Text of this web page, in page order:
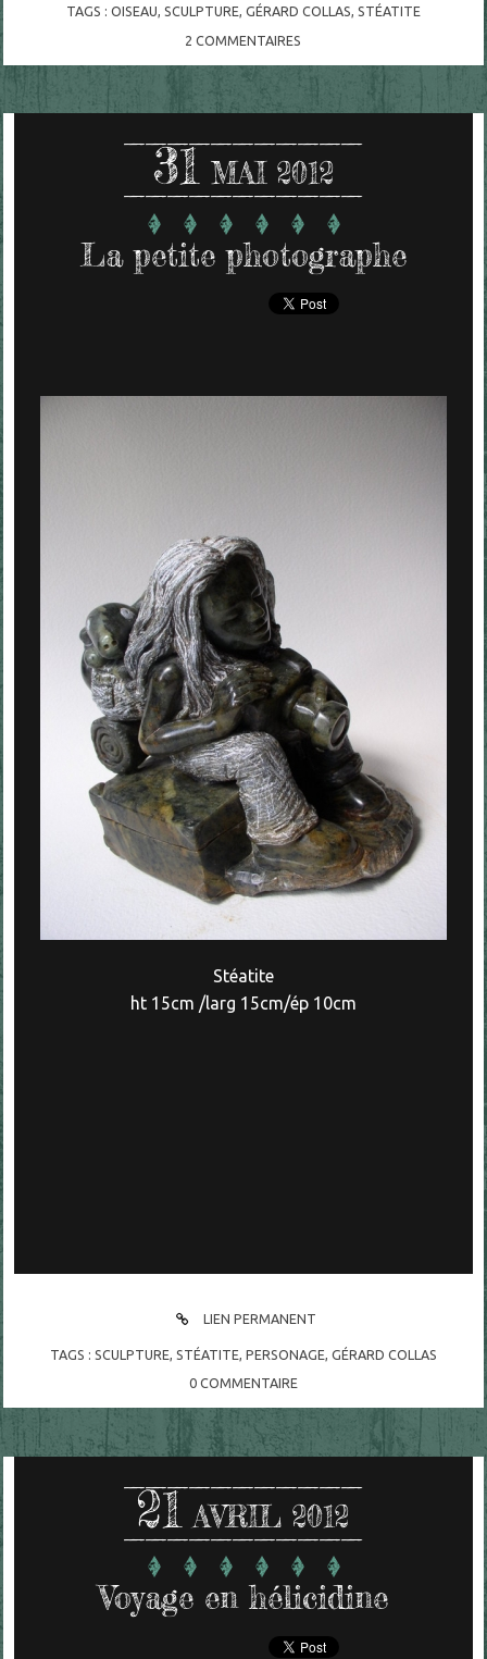
TAGS : OISEAU, SCULPTURE, GÉRARD COLLAS, STÉATITE
2 COMMENTAIRES
31 MAI 2012
La petite photographe
Stéatite
ht 15cm /larg 15cm/ép 10cm
LIEN PERMANENT
TAGS : SCULPTURE STÉATITE PERSONAGE GÉRARD COLLAS
0 COMMENTAIRE
21 AVRIL 2012
Voyage en hélicidine